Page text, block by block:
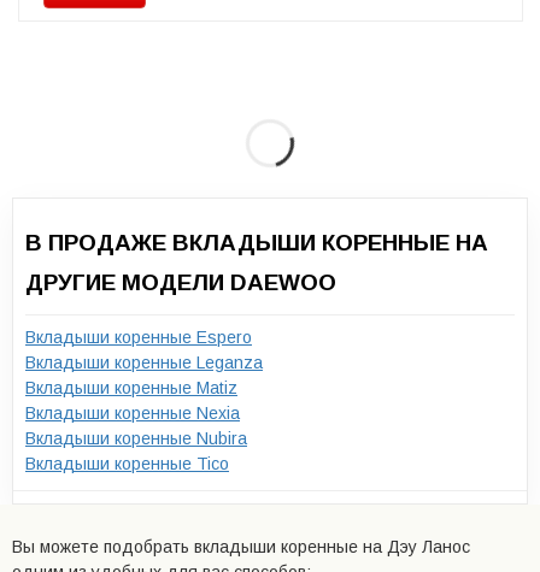
В ПРОДАЖЕ ВКЛАДЫШИ КОРЕННЫЕ НА
ДРУГИЕ МОДЕЛИ DAEWOO
Вкладыши коренные Espero
Вкладыши коренные Leganza
Вкладыши коренные Matiz
Вкладыши коренные Nexia
Вкладыши коренные Nubira
Вкладыши коренные Tico
Вы можете подобрать вкладыши коренные на Дэу Ланос